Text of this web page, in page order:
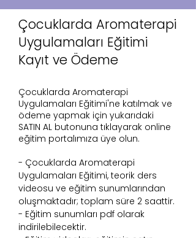
Çocuklarda Aromaterapi
Uygulamaları Eğitimi
Kayıt ve Ödeme
Çocuklarda Aromaterapi
Uygulamaları Eğitimi'ne katılmak ve
ödeme yapmak için yukarıdaki
SATIN AL butonuna tıklayarak online
eğitim portalımıza üye olun.
- Çocuklarda Aromaterapi
Uygulamaları Eğitimi, teorik ders
videosu ve eğitim sunumlarından
oluşmaktadır; toplam süre 2 saattir.
- Eğitim sunumları pdf olarak
indirilebilecektir.